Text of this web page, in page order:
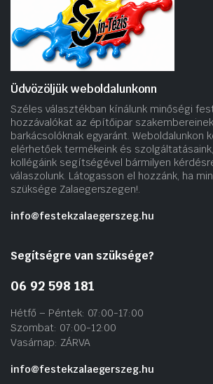
Üdvözöljük weboldalunkonn
Széles választékban kínálunk minőségi
hozzávalókat az építőipar
barkácsolóknak egyaránt. Weboldalunkon
elérhetőek termékeink és
kollégáink segítségével bármilyen
válaszolunk. Látogasson el hozzánk, ha
szüksége Zalaegerszegen!.
info@festekzalaegerszeg.hu
Segítségre van szüksége?
06 92 598 181
Hétfő – Péntek: 07:00-17:00
Szombat: 07:00-12:00
Vasárnap: ZÁRVA
info@festekzalaegerszeg.hu